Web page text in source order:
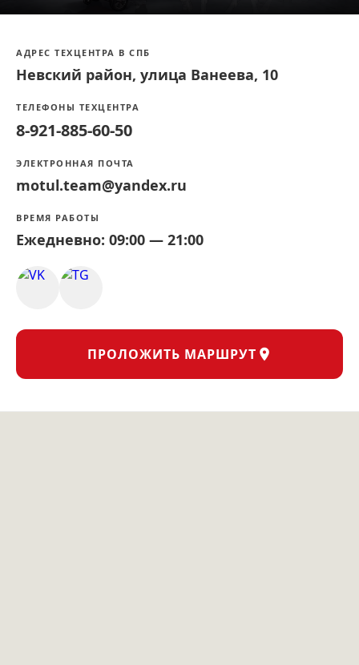
АДРЕС ТЕХЦЕНТРА В СПБ
Невский район, улица Ванеева, 10
ТЕЛЕФОНЫ ТЕХЦЕНТРА
8-921-885-60-50
ЭЛЕКТРОННАЯ ПОЧТА
motul.team@yandex.ru
ВРЕМЯ РАБОТЫ
Ежедневно: 09:00 — 21:00
ПРОЛОЖИТЬ МАРШРУТ